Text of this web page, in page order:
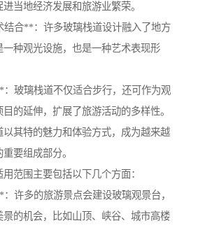
当地经济发展和旅游业繁荣。
结合**：许多玻璃栈道设计融入了地方
一种观光设施，也是一种艺术表现形
玻璃栈道不仅适合步行，还可作为观
的延伸，扩展了旅游活动的多样性。
以其特的魅力和体验方式，成为越来越
要组成部分。
范围主要包括以下几个方面：
许多的旅游景点会建设玻璃观景台，
景的机会，比如山顶、峡谷、城市高楼